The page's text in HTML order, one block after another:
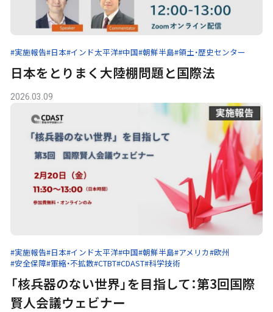
#実施報告#日本#インド太平洋#中国#朝鮮半島#領土・歴史センター
日本をとりまく大陸棚問題と国際法
2026.03.09
#実施報告#日本#インド太平洋#中国#朝鮮半島#アメリカ#欧州
#安全保障#軍縮・不拡散#CTBT#CDAST#科学技術
「核兵器のない世界」を目指して：第3回国際
賢人会議ウェビナー